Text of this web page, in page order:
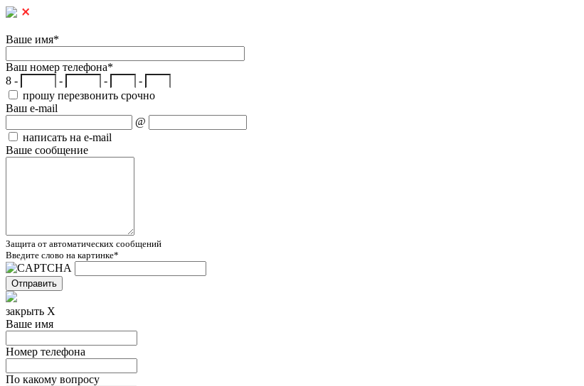
Ваше имя*
Ваш номер телефона*
8 -
- -
-
прошу перезвонить срочно
Ваш e-mail
@
написать на e-mail
Ваше сообщение
Защита от автоматических сообщений
Введите слово на картинке*
закрыть X
Ваше имя
Номер телефона
По какому вопросу